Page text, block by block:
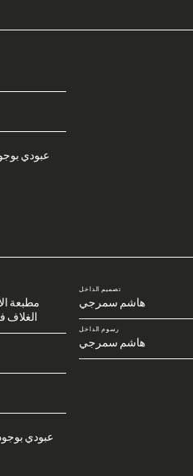
عبودي
تصميم الداخل
هاشم سمرجي
رسوم الداخل
هاشم سمرجي
مطبعة
عبودي